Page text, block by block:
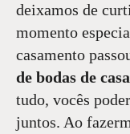
deixamos de
momento
casamento
de bodas de
tudo, vocês
juntos. Ao